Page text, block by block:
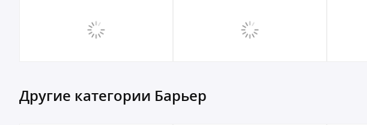
Другие категории Барьер